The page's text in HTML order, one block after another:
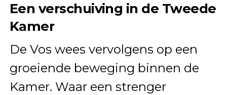
Een verschuiving in de Tweede
Kamer
De Vos wees vervolgens op een
groeiende beweging binnen de
Kamer. Waar een strenger